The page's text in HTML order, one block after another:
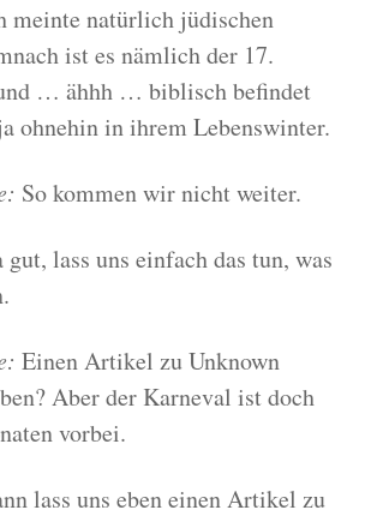
meinte natürlich jüdischen
ist es nämlich der 17.
… ähhh … biblisch befindet
ohnehin in ihrem Lebenswinter.
So kommen wir nicht weiter.
gut, lass uns einfach das tun, was
Einen Artikel zu Unknown
Aber der Karneval ist doch
vorbei.
lass uns eben einen Artikel zu